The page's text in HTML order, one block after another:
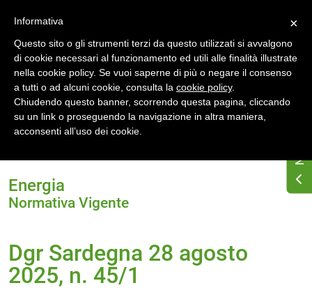
Home Normativa energetica regionale
Sardegna
Normativa Vigente
Energia
Normativa Vigente
Dgr Sardegna 28 agosto
2025, n. 45/1
×
Informativa
Questo sito o gli strumenti terzi da questo utilizzati si avvalgono
di cookie necessari al funzionamento ed utili alle finalità illustrate
nella cookie policy. Se vuoi saperne di più o negare il consenso
a tutti o ad alcuni cookie, consulta la cookie policy.
Chiudendo questo banner, scorrendo questa pagina, cliccando
su un link o proseguendo la navigazione in altra maniera,
acconsenti all’uso dei cookie.